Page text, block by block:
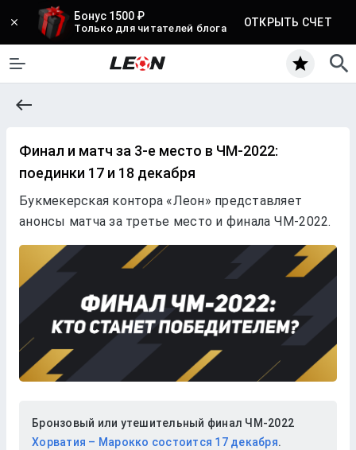
Бонус 1500 ₽
Только для читателей блога ОТКРЫТЬ СЧЕТ
Финал и матч за 3-е место в ЧМ-2022:
поединки 17 и 18 декабря
Букмекерская контора «Леон» представляет
анонсы матча за третье место и финала ЧМ-2022.
Бронзовый или утешительный финал ЧМ-2022
Хорватия – Марокко состоится 17 декабря.